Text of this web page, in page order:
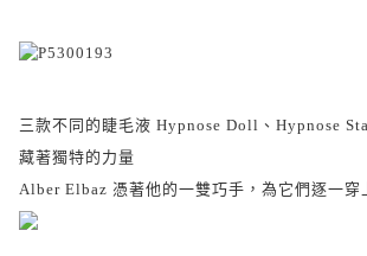
三款不同的睫毛液 Hypnose Doll、Hypnose
藏著獨特的力量
Alber Elbaz 憑著他的一雙巧手，為它們逐一穿